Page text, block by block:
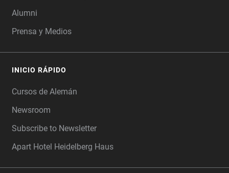
Alumni
Prensa y Medios
INICIO RÁPIDO
Cursos de Alemán
Newsroom
Subscribe to Newsletter
Apart Hotel Heidelberg Haus